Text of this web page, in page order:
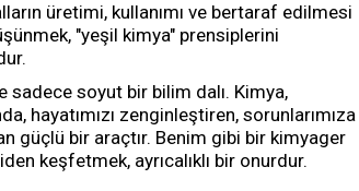
üretimi, kullanımı ve bertaraf edilmesi
"yeşil kimya" prensiplerini
sadece soyut bir bilim dalı. Kimya,
hayatımızı zenginleştiren, sorunlarımıza
güçlü bir araçtır. Benim gibi bir kimyager
keşfetmek, ayrıcalıklı bir onurdur.